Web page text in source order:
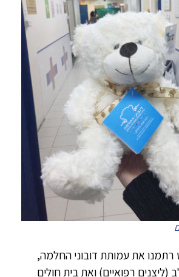
את עמותת דובוני החלמה,
רפואיים) ואת בית חולים